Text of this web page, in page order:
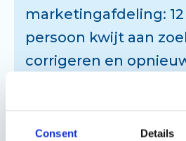
Consent Details
marketingafdeling:
persoon kwijt aan
corrigeren en